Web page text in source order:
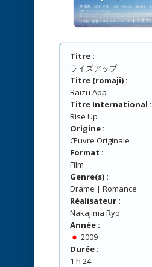
Titre :
ライズアップ
Titre (romaji) :
Raizu App
Titre International :
Rise Up
Origine :
Œuvre Originale
Format :
Film
Genre(s) :
Drame | Romance
Réalisateur :
Nakajima Ryo
Année :
2009
Durée :
1 h 24